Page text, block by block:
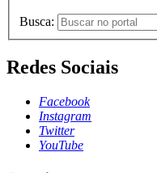
Busca:
Redes Sociais
Facebook
Instagram
Twitter
YouTube